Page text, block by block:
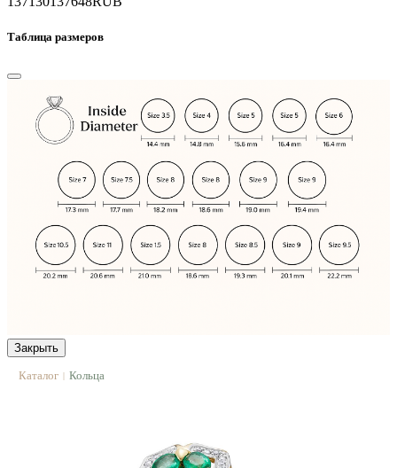
Таблица размеров
Закрыть
Каталог | Кольца